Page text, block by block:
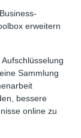
erweitern
Sammlung
bessere
online zu